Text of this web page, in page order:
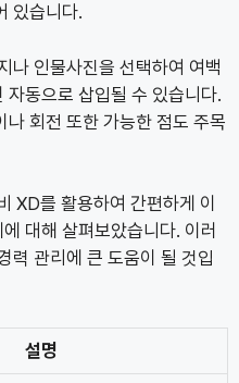
있습니다.
나 인물사진을 선택하여 여백
동으로 삽입될 수 있습니다.
회전 또한 가능한 점도 주목
XD를 활용하여 간편하게 이
대해 살펴보았습니다. 이러
력 관리에 큰 도움이 될 것입
설명